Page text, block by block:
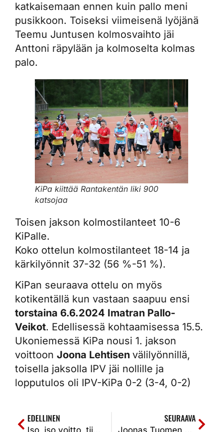
katkaisemaan ennen kuin pallo meni
pusikkoon. Toiseksi viimeisenä lyöjänä
Teemu Juntusen kolmosvaihto jäi
Anttoni räpylään ja kolmoselta kolmas
palo.
KiPa kiittää Rantakentän liki 900
katsojaa
Toisen jakson kolmostilanteet 10-6
KiPalle.
Koko ottelun kolmostilanteet 18-14 ja
kärkilyönnit 37-32 (56 %-51 %).
KiPan seuraava ottelu on myös
kotikentällä kun vastaan saapuu ensi
torstaina 6.6.2024 Imatran Pallo-
Veikot. Edellisessä kohtaamisessa 15.5.
Ukoniemessä KiPa nousi 1. jakson
voittoon Joona Lehtisen välilyönnillä,
toisella jaksolla IPV jäi nollille ja
lopputulos oli IPV-KiPa 0-2 (3-4, 0-2)
EDELLINEN SEURAAVA